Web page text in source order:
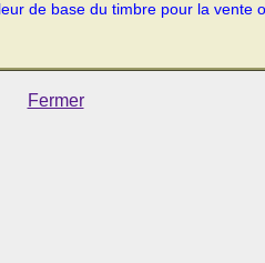
de base du timbre pour la vente
Fermer